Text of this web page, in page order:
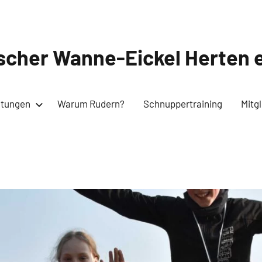
Wanne-Eickel Herten
Warum Rudern? Schnuppertraining